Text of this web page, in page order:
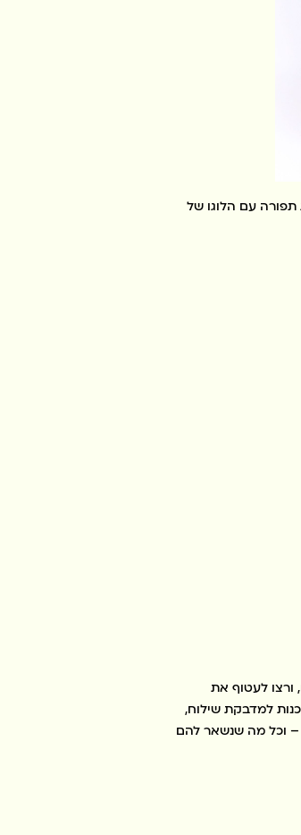
עם הלוגו של
לעטוף את
למדבקת שילוח,
– וכל מה שנשאר להם